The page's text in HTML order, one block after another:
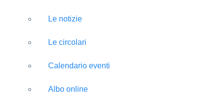
Le notizie
Le circolari
Calendario eventi
Albo online